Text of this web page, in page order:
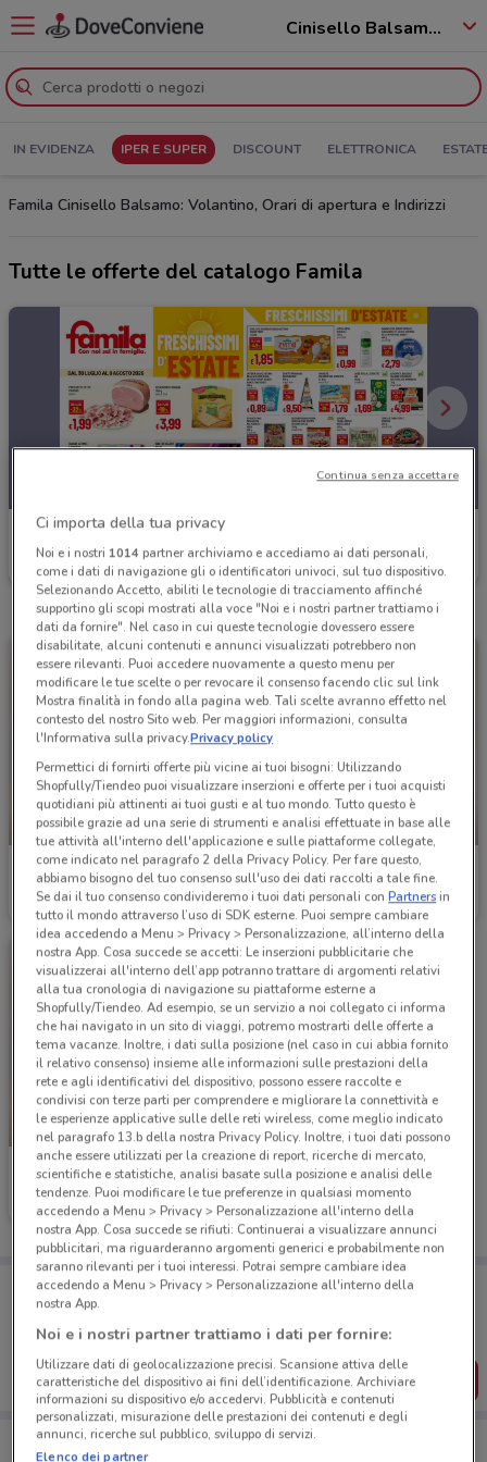
Cinisello Balsamo - 20092
IN EVIDENZA IPER E SUPER DISCOUNT ELETTRONICA
Famila Cinisello Balsamo: Volantino, Orari di apertura e Indirizzi
Tutte le offerte del catalogo Famila
Famila
Scade domani 7.8 km
-1 GIORNO
Famila
Scade domani 7.8 km
-1 GIORNO
Famila
Scade domani 7.8 km
-1 GIORNO
Famila
Scade domani 7.8 km
Porta DoveConviene sempre con te!
dal tuo cellulare.
SCARICA L’APP
Ci importa della tua privacy
Noi e i nostri 1014partner archiviamo e accediamo ai dati personali,
come i dati di navigazione gli o identificatori univoci, sul tuo dispositivo.
Selezionando Accetto, abiliti le tecnologie di tracciamento affinché
supportino gli scopi mostrati alla voce "Noi e i nostri partner trattiamo i
dati da fornire". Nel caso in cui queste tecnologie dovessero essere
disabilitate, alcuni contenuti e annunci visualizzati potrebbero non
essere rilevanti. Puoi accedere nuovamente a questo menu per
modificare le tue scelte o per revocare il consenso facendo clic sul link
Mostra finalità in fondo alla pagina web. Tali scelte avranno effetto nel
contesto del nostro Sito web. Per maggiori informazioni, consulta
l'Informativa sulla privacy.Privacy policy
Permettici di fornirti offerte più vicine ai tuoi bisogni: Utilizzando
Shopfully/Tiendeo puoi visualizzare inserzioni e offerte per i tuoi acquisti
quotidiani più attinenti ai tuoi gusti e al tuo mondo. Tutto questo è
possibile grazie ad una serie di strumenti e analisi effettuate in base alle
tue attività all'interno dell'applicazione e sulle piattaforme collegate,
come indicato nel paragrafo 2 della Privacy Policy. Per fare questo,
abbiamo bisogno del tuo consenso sull'uso dei dati raccolti a tale fine.
Se dai il tuo consenso condivideremo i tuoi dati personali conPartnersin
tutto il mondo attraverso l’uso di SDK esterne. Puoi sempre cambiare
idea accedendo a Menu > Privacy > Personalizzazione, all’interno della
nostra App. Cosa succede se accetti: Le inserzioni pubblicitarie che
visualizzerai all'interno dell’app potranno trattare di argomenti relativi
alla tua cronologia di navigazione su piattaforme esterne a
Shopfully/Tiendeo. Ad esempio, se un servizio a noi collegato ci informa
che hai navigato in un sito di viaggi, potremo mostrarti delle offerte a
tema vacanze. Inoltre, i dati sulla posizione (nel caso in cui abbia fornito
il relativo consenso) insieme alle informazioni sulle prestazioni della
rete e agli identificativi del dispositivo, possono essere raccolte e
condivisi con terze parti per comprendere e migliorare la connettività e
le esperienze applicative sulle delle reti wireless, come meglio indicato
nel paragrafo 13.b della nostra Privacy Policy. Inoltre, i tuoi dati possono
anche essere utilizzati per la creazione di report, ricerche di mercato,
scientifiche e statistiche, analisi basate sulla posizione e analisi delle
tendenze. Puoi modificare le tue preferenze in qualsiasi momento
accedendo a Menu > Privacy > Personalizzazione all'interno della
nostra App. Cosa succede se rifiuti: Continuerai a visualizzare annunci
pubblicitari, ma riguarderanno argomenti generici e probabilmente non
saranno rilevanti per i tuoi interessi. Potrai sempre cambiare idea
accedendo a Menu > Privacy > Personalizzazione all'interno della
nostra App.
Noi e i nostri partner trattiamo i dati per fornire:
Utilizzare dati di geolocalizzazione precisi. Scansione attiva delle
caratteristiche del dispositivo ai fini dell’identificazione. Archiviare
informazioni su dispositivo e/o accedervi. Pubblicità e contenuti
personalizzati, misurazione delle prestazioni dei contenuti e degli
annunci, ricerche sul pubblico, sviluppo di servizi.
Elenco dei partner
Continua senza accettare